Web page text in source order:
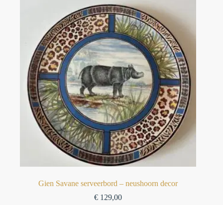
Gien Savane serveerbord – neushoorn decor⁠
€ 129,00